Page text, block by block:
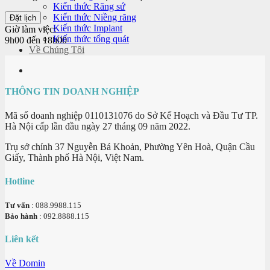
Kiến thức Răng sứ
Kiến thức Niềng răng
Kiến thức Implant
Kiến thức tổng quát
Về Chúng Tôi
Giờ làm việc:
9h00 đến 18h00
THÔNG TIN DOANH NGHIỆP
Mã số doanh nghiệp 0110131076 do Sở Kế Hoạch và Đầu Tư TP.
Hà Nội cấp lần đầu ngày 27 tháng 09 năm 2022.
Trụ sở chính 37 Nguyễn Bá Khoản, Phường Yên Hoà, Quận Cầu
Giấy, Thành phố Hà Nội, Việt Nam.
Hotline
Tư vấn : 088.9988.115
Bảo hành : 092.8888.115
Liên kết
Về Domin